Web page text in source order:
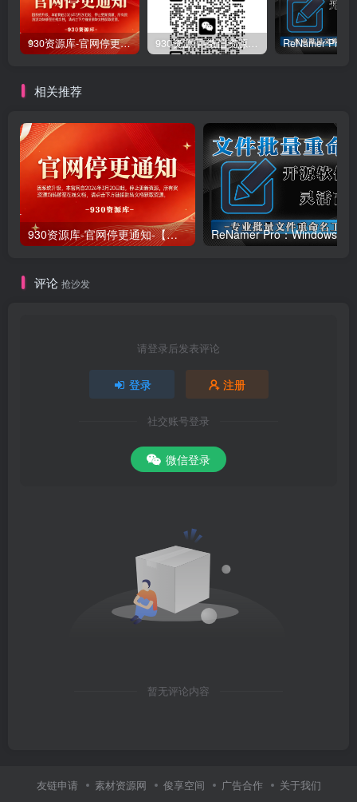
930资源库-官网停更通知-【换在线文档更新-每日更新】 930资源库-微信资源12群【限时免费】开放入群中！！！
相关推荐
930资源库-官网停更通知-【换在线文档更新-每日更新】
评论 抢沙发
请登录后发表评论
登录 注册
社交账号登录
微信登录
暂无评论内容
友链申请 素材资源网 俊享空间 广告合作 关于我们